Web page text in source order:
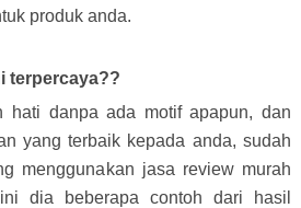
produk anda.
terpercaya??
hati danpa ada motif apapun, dan
yang terbaik kepada anda, sudah
menggunakan jasa review murah
dia beberapa contoh dari hasil